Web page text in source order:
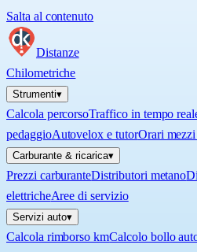
Salta al contenuto
Distanze
Chilometriche
Strumenti▾
Calcola percorsoTraffico in tempo
pedaggioAutovelox e tutorOrari
Carburante & ricarica▾
Prezzi carburanteDistributori metano
elettricheAree di servizio
Servizi auto▾
Calcola rimborso kmCalcolo bollo